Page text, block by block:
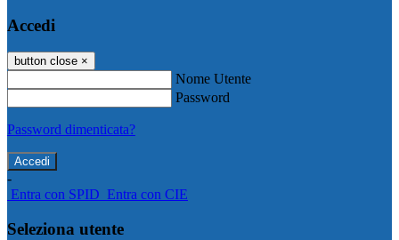
Accedi
button close ×
Nome Utente
Password
Password dimenticata?
-
Entra con SPID Entra con CIE
Seleziona utente